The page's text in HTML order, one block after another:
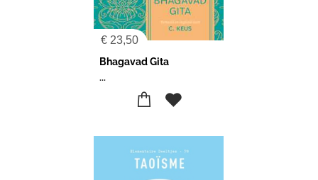
€ 23,50
Bhagavad Gita
...